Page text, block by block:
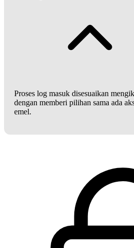
Proses log masuk disesuaikan
dengan memberi pilihan sama ada
emel.